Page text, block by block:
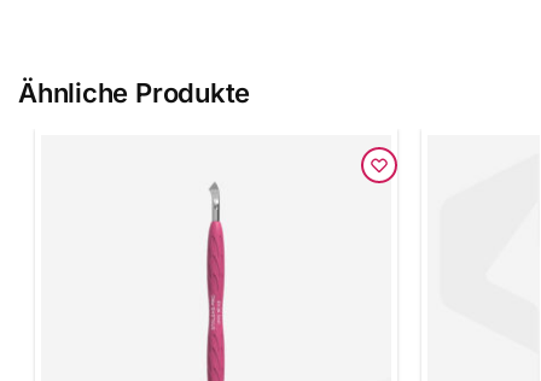
Ähnliche Produkte